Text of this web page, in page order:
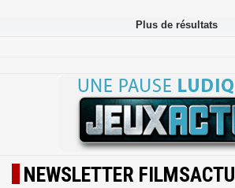
NEWSLETTER FILMSACTU